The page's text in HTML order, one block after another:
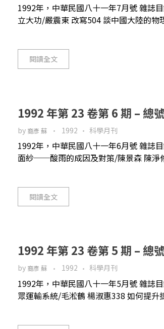
1992年，中華民國八十一年7月號 雜誌
立大功/嚴震東 改寫504 談中國大陸的
閱讀全文
1992 年第 23 卷第 6 期 – 總
by 裔彥 蘇 1992 科學月刊
1992年，中華民國八十一年6月號 雜誌
面紗──酸雨的成因及對策/陳景森 陳淨
閱讀全文
1992 年第 23 卷第 5 期 – 總
by 裔彥 蘇 1992 科學月刊
1992年，中華民國八十一年5月號 雜誌
眾運輸系統/毛淞鶴 楊淑惠338 如何提